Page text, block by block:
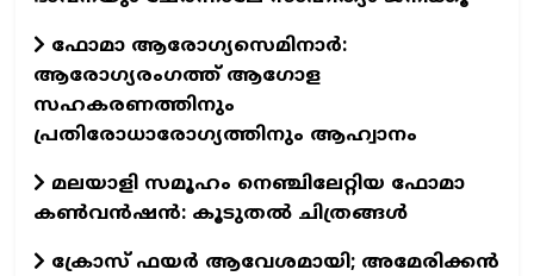
ഫോമാ ആരോഗ്യസെമിനാർ:
ആരോഗ്യരംഗത്ത് ആഗോള
സഹകരണത്തിനും
പ്രതിരോധാരോഗ്യത്തിനും ആഹ്വാനം
മലയാളി സമൂഹം നെഞ്ചിലേറ്റിയ ഫോമാ
കണ്‍വന്‍ഷന്‍: കൂടുതല്‍ ചിത്രങ്ങള്‍
ക്രോസ് ഫയർ ആവേശമായി; അമേരിക്കൻ